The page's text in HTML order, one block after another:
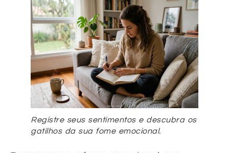
Registre seus sentimentos e descubra os
gatilhos da sua fome emocional.